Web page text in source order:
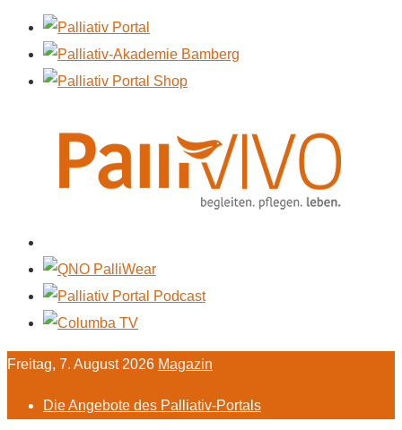
Freitag, 7. August 2026 Magazin
Die Angebote des Palliativ-Portals